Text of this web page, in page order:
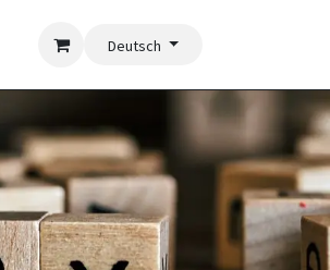
Deutsch